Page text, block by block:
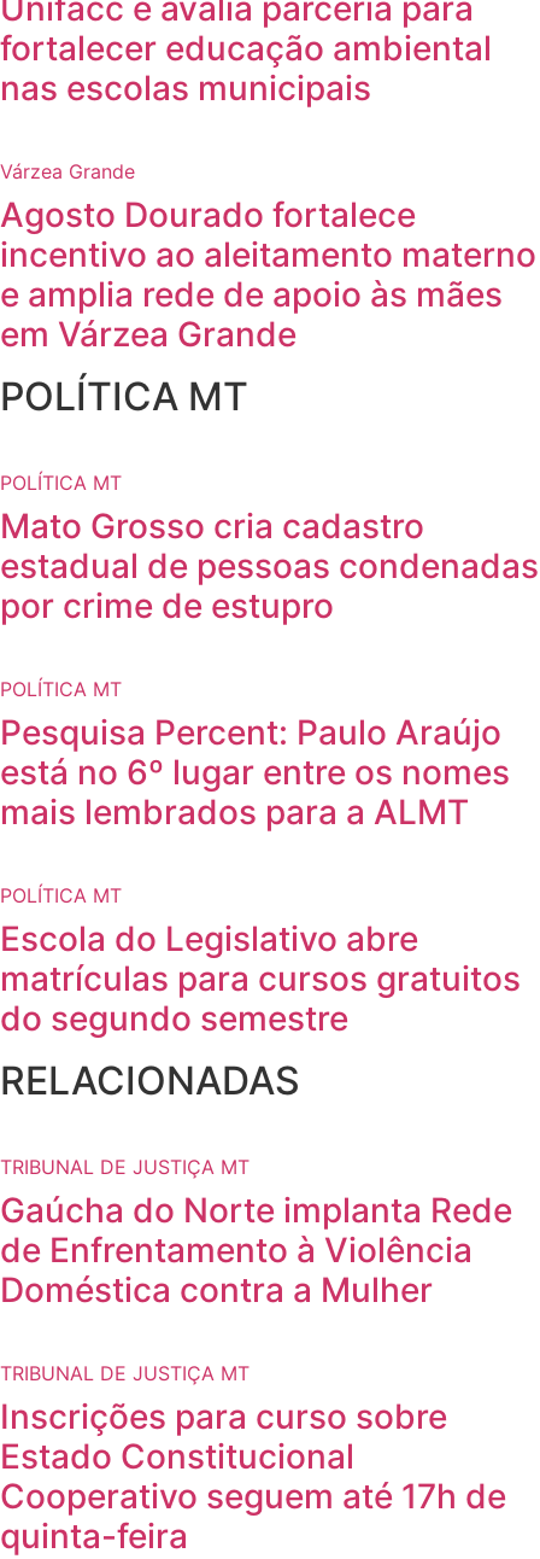
Unifacc e avalia parceria para
fortalecer educação ambiental
nas escolas municipais
Várzea Grande
Agosto Dourado fortalece
incentivo ao aleitamento materno
e amplia rede de apoio às mães
em Várzea Grande
POLÍTICA MT
POLÍTICA MT
Mato Grosso cria cadastro
estadual de pessoas condenadas
por crime de estupro
POLÍTICA MT
Pesquisa Percent: Paulo Araújo
está no 6º lugar entre os nomes
mais lembrados para a ALMT
POLÍTICA MT
Escola do Legislativo abre
matrículas para cursos gratuitos
do segundo semestre
RELACIONADAS
TRIBUNAL DE JUSTIÇA MT
Gaúcha do Norte implanta Rede
de Enfrentamento à Violência
Doméstica contra a Mulher
TRIBUNAL DE JUSTIÇA MT
Inscrições para curso sobre
Estado Constitucional
Cooperativo seguem até 17h de
quinta-feira